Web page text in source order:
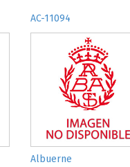
AC-11094
Albuerne